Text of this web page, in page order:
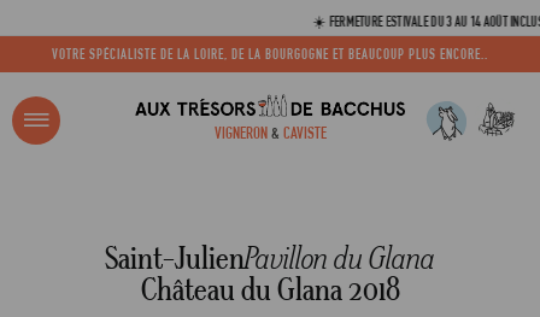
☀️ FERMETURE ESTIVALE DU 3 AU 14 AOÛT INCLUS. VOS
VOTRE SPÉCIALISTE DE LA LOIRE, DE LA BOURGOGNE ET BEAUCOUP PLUS ENCORE..
VIGNERON& CAVISTE
Mot de passe
?
Saint-JulienPavillon du Glana
Château du Glana 2018